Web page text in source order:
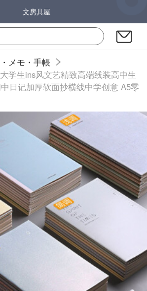
文房具屋
メモ・手帳
学生ins风文艺精致高端线装高中生
日记加厚软面抄横线中学创意 A5零